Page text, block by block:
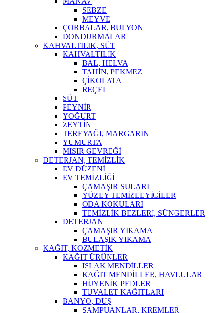
SEBZE
MEYVE
ÇORBALAR, BULYON
DONDURMALAR
KAHVALTILIK, SÜT
KAHVALTILIK
BAL, HELVA
TAHİN, PEKMEZ
ÇİKOLATA
REÇEL
SÜT
PEYNİR
YOĞURT
ZEYTİN
TEREYAĞI, MARGARİN
YUMURTA
MISIR GEVREĞİ
DETERJAN, TEMİZLİK
EV DÜZENİ
EV TEMİZLİĞİ
ÇAMAŞIR SULARI
YÜZEY TEMİZLEYİCİLER
ODA KOKULARI
TEMİZLİK BEZLERİ, SÜNGERLER
DETERJAN
ÇAMAŞIR YIKAMA
BULAŞIK YIKAMA
KAĞIT, KOZMETİK
KAĞIT ÜRÜNLER
ISLAK MENDİLLER
KAĞIT MENDİLLER, HAVLULAR
HİJYENİK PEDLER
TUVALET KAĞITLARI
BANYO, DUŞ
ŞAMPUANLAR, KREMLER